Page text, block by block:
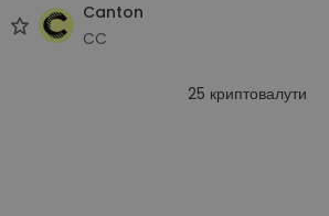
Canton
CC
25 криптовалути